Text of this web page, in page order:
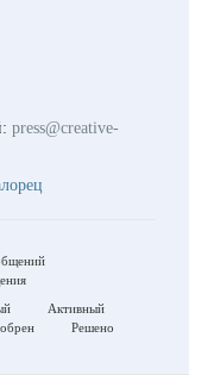
press@creative-
Активный
Решено